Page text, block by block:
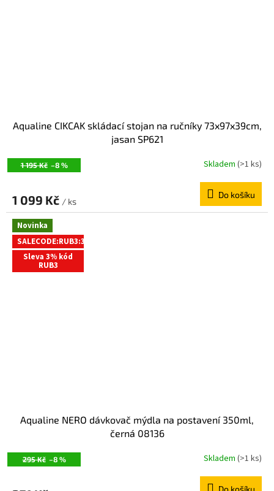
1 195 Kč –8 %
Aqualine CIKCAK skládací stojan na ručníky 73x97x39cm,
jasan SP621
Skladem (>1 ks)
1 099 Kč / ks
Do košíku
Novinka
SALECODE:RUB3:3:%
Sleva 3% kód
RUB3
295 Kč –8 %
Aqualine NERO dávkovač mýdla na postavení 350ml,
černá 08136
Skladem (>1 ks)